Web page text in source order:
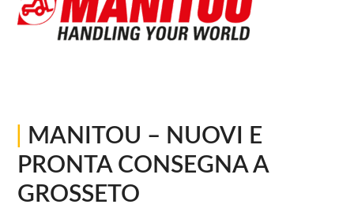
MANITOU – NUOVI E
PRONTA CONSEGNA A
GROSSETO